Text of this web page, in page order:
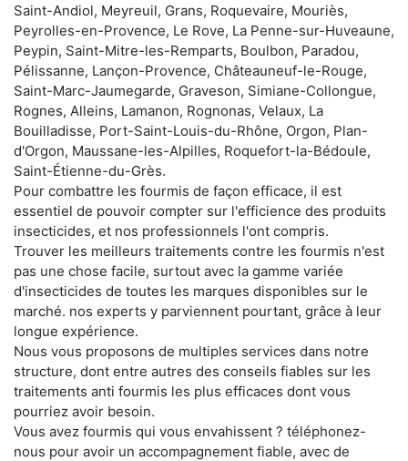
Saint-Andiol, Meyreuil, Grans, Roquevaire, Mouriès,
Peyrolles-en-Provence, Le Rove, La Penne-sur-Huveaune,
Peypin, Saint-Mitre-les-Remparts, Boulbon, Paradou,
Pélissanne, Lançon-Provence, Châteauneuf-le-Rouge,
Saint-Marc-Jaumegarde, Graveson, Simiane-Collongue,
Rognes, Alleins, Lamanon, Rognonas, Velaux, La
Bouilladisse, Port-Saint-Louis-du-Rhône, Orgon, Plan-
d'Orgon, Maussane-les-Alpilles, Roquefort-la-Bédoule,
Saint-Étienne-du-Grès.
Pour combattre les fourmis de façon efficace, il est
essentiel de pouvoir compter sur l'efficience des produits
insecticides, et nos professionnels l'ont compris.
Trouver les meilleurs traitements contre les fourmis n'est
pas une chose facile, surtout avec la gamme variée
d'insecticides de toutes les marques disponibles sur le
marché. nos experts y parviennent pourtant, grâce à leur
longue expérience.
Nous vous proposons de multiples services dans notre
structure, dont entre autres des conseils fiables sur les
traitements anti fourmis les plus efficaces dont vous
pourriez avoir besoin.
Vous avez fourmis qui vous envahissent ? téléphonez-
nous pour avoir un accompagnement fiable, avec de